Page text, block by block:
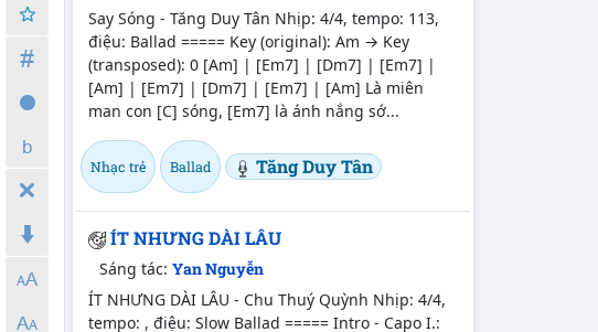
Say Sóng - Tăng Duy Tân Nhịp: 4/4, tempo: 113,
điệu: Ballad ===== Key (original): Am → Key
(transposed): 0 [Am] | [Em7] | [Dm7] | [Em7] |
[Am] | [Em7] | [Dm7] | [Em7] | [Am] Là miên
man con [C] sóng, [Em7] là ánh nắng sớ...
Nhạc trẻ Ballad Tăng Duy Tân
ÍT NHƯNG DÀI LÂU
Sáng tác:Yan Nguyễn
ÍT NHƯNG DÀI LÂU - Chu Thuý Quỳnh Nhịp: 4/4,
tempo: , điệu: Slow Ballad ===== Intro - Capo I.: